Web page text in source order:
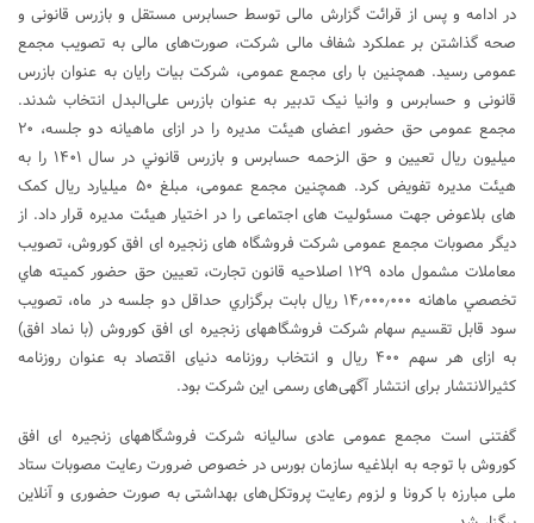
در ادامه و پس از قرائت گزارش مالی توسط حسابرس مستقل و بازرس قانونی و
صحه گذاشتن بر عملکرد شفاف مالی شرکت، صورت‌های مالی به تصویب مجمع
عمومی رسید. همچنین با رای مجمع عمومی، شرکت بيات رايان به‌ عنوان بازرس
قانونی و حسابرس و وانيا نيک تدبير به‌ عنوان بازرس علی‌البدل انتخاب شدند.
‏مجمع عمومی حق حضور اعضای هیئت مدیره را در ازای ماهیانه دو جلسه، ۲۰
میلیون ریال تعیین و حق الزحمه حسابرس و بازرس قانوني در سال ۱۴۰۱ را به
هيئت مديره تفويض کرد. همچنین مجمع عمومی، مبلغ ۵۰ میلیارد ریال کمک
های بلاعوض جهت مسئولیت های اجتماعی را در اختيار هيئت مديره قرار داد. از
دیگر مصوبات مجمع عمومی شرکت فروشگاه های زنجیره ای افق کوروش، تصویب
معاملات مشمول ماده ۱۲۹ اصلاحيه قانون تجارت، تعیین حق حضور کميته هاي
تخصصي ماهانه ۱۴٫۰۰۰٫۰۰۰ ريال بابت برگزاري حداقل دو جلسه در ماه، تصویب
سود قابل تقسیم سهام شرکت فروشگاههای زنجیره ای افق کوروش (با نماد افق)
به ازای هر سهم ۴۰۰ ریال و انتخاب روزنامه دنیای اقتصاد به عنوان روزنامه
‏کثیرالانتشار برای انتشار آگهی‌های رسمی این شرکت بود.
گفتنی است مجمع عمومی عادی سالیانه شرکت فروشگاههای زنجیره ای افق
کوروش با توجه به ابلاغیه سازمان بورس در خصوص ضرورت رعایت مصوبات ستاد
ملی مبارزه با کرونا و لزوم ‏رعایت پروتکل‌های بهداشتی به صورت حضوری و آنلاین